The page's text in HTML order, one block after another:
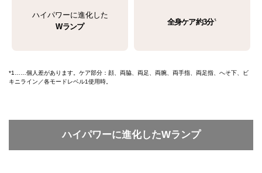
ハイパワーに進化した
Wランプ
全身ケア約3分*1
*1……個人差があります。ケア部分：顔、両脇、両足、両腕、両手指、両足指、へそ下、ビ
キニライン／各モードレベル1使用時。
ハイパワーに進化したWランプ